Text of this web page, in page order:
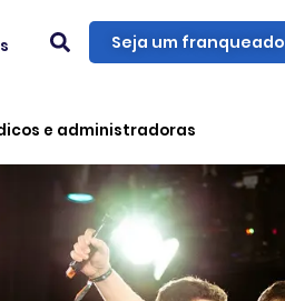
Seja um franqueado
e administradoras